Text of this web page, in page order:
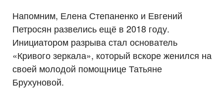
Напомним, Елена Степаненко и Евгений
Петросян развелись ещё в 2018 году.
Инициатором разрыва стал основатель
«Кривого зеркала», который вскоре женился на
своей молодой помощнице Татьяне
Брухуновой.